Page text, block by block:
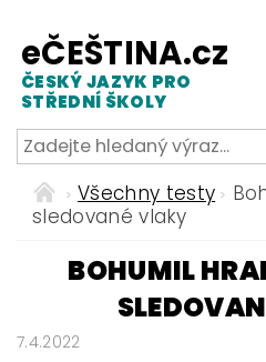
eČEŠTINA.cz
ČESKÝ JAZYK PRO
STŘEDNÍ ŠKOLY
Všechny testy
sledované vlaky
BOHUMIL
7.4.2022